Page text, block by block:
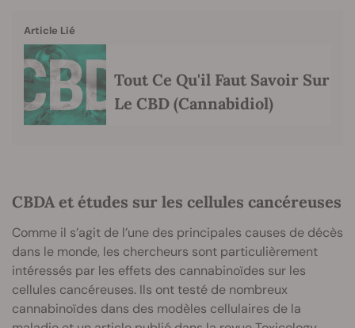
Article Lié
Tout Ce Qu'il Faut Savoir Sur
Le CBD (Cannabidiol)
CBDA et études sur les cellules cancéreuses
Comme il s’agit de l’une des principales causes de décès
dans le monde, les chercheurs sont particulièrement
intéressés par les effets des cannabinoïdes sur les
cellules cancéreuses. Ils ont testé de nombreux
cannabinoïdes dans des modèles cellulaires de la